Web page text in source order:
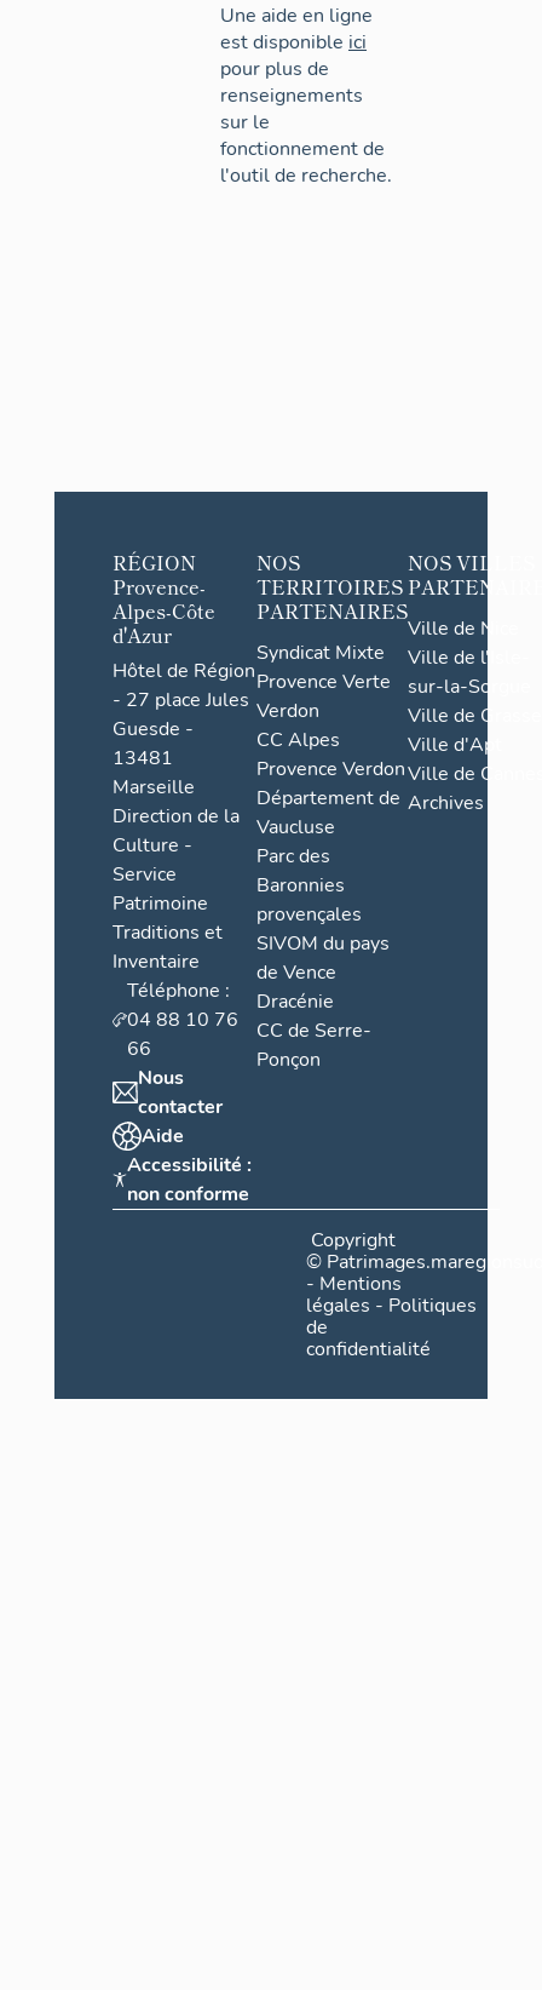
Une aide en ligne
est disponible ici
pour plus de
renseignements
sur le
fonctionnement de
l'outil de recherche.
RÉGION
Provence-
Alpes-Côte
d'Azur
Hôtel de Région
- 27 place Jules
Guesde -
13481
Marseille
Direction de la
Culture -
Service
Patrimoine
Traditions et
Inventaire
Téléphone :
04 88 10 76
66
Nous
contacter
Aide
Accessibilité :
non conforme
NOS
TERRITOIRES
PARTENAIRES
Syndicat Mixte
Provence Verte
Verdon
CC Alpes
Provence Verdon
Département de
Vaucluse
Parc des
Baronnies
provençales
SIVOM du pays
de Vence
Dracénie
CC de Serre-
Ponçon
NOS VILLES
Ville de Nice
Ville de l'Isle-
sur-la-Sorgue
Ville de Grasse
Ville d'Apt
Ville de
Archives
Copyright
©
- Mentions
légales - Politiques
de
confidentialité